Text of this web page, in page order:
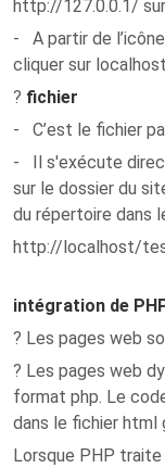
http://127.0.0.1/
- A partir de
cliquer sur
? fichier
- C’est le fichier
- Il s'exécute
sur le dossier du
du répertoire dans
http://localhost/
intégration de
? Les pages web
? Les pages web
format php. Le
dans le fichier html
Lorsque PHP